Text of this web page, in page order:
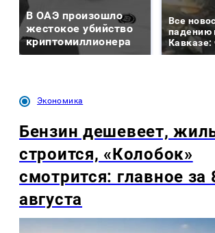
В ОАЭ произошло
жестокое убийство
криптомиллионера
Все
падению
Кавказе:
Экономика
Бензин дешевеет,
строится, «Колобок»
смотрится: главное за
августа